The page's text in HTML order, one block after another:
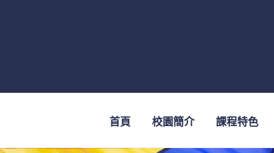
首頁 校園簡介 課程特色